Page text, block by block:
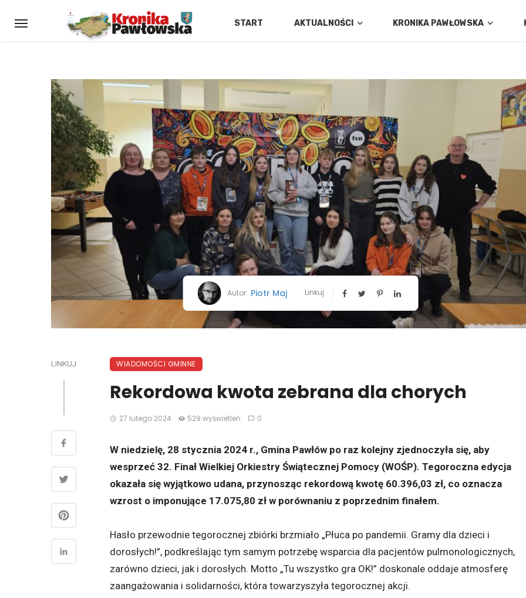
START AKTUALNOŚCI KRONIKA PAWŁOWSKA
Autor: Piotr Maj Linkuj
LINKUJ WIADOMOŚCI GMINNE
Rekordowa kwota zebrana dla chorych
27 lutego 2024 529 wyświetleń 0
W niedzielę, 28 stycznia 2024 r., Gmina Pawłów po raz kolejny zjednoczyła się, aby
wesprzeć 32. Finał Wielkiej Orkiestry Świątecznej Pomocy (WOŚP). Tegoroczna edycja
okazała się wyjątkowo udana, przynosząc rekordową kwotę 60.396,03 zł, co oznacza
wzrost o imponujące 17.075,80 zł w porównaniu z poprzednim finałem.
Hasło przewodnie tegorocznej zbiórki brzmiało „Płuca po pandemii. Gramy dla dzieci i
dorosłych!”, podkreślając tym samym potrzebę wsparcia dla pacjentów pulmonologicznych,
zarówno dzieci, jak i dorosłych. Motto „Tu wszystko gra OK!” doskonale oddaje atmosferę
zaangażowania i solidarności, która towarzyszyła tegorocznej akcji.